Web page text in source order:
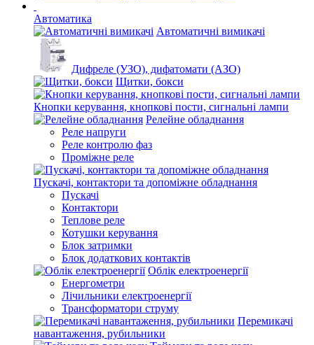
Автоматика
Автоматичні вимикачі
Дифреле (УЗО), дифатомати (АЗО)
Щитки, бокси
Кнопки керування, кнопкові пости, сигнальні лампи
Релейне обладнання
Реле напруги
Реле контролю фаз
Проміжне реле
Пускачі, контактори та допоміжне обладнання
Пускачі
Контактори
Теплове реле
Котушки керування
Блок затримки
Блок додаткових контактів
Облік електроенергії
Енергометри
Лічильники електроенергії
Трансформатори струму
Перемикачі
навантаження, рубильники